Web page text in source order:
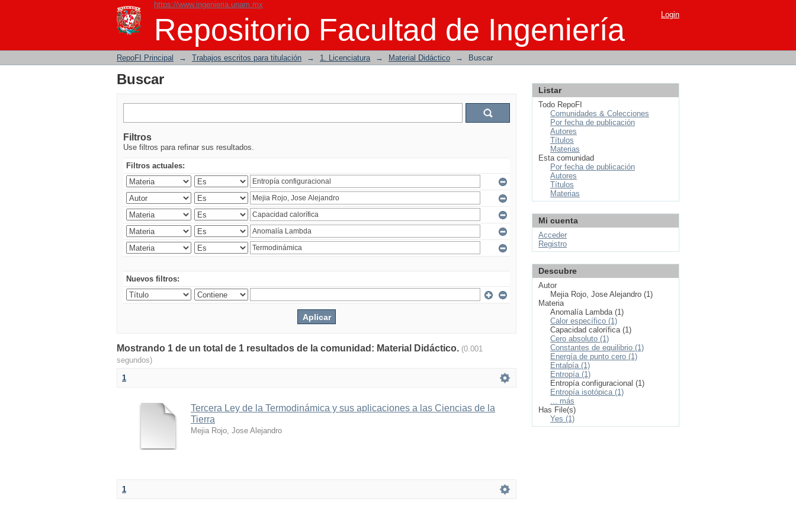
https://www.ingenieria.unam.mx
Repositorio Facultad de Ingeniería
Buscar Login
RepoFI Principal → Trabajos escritos para titulación → 1. Licenciatura → Material Didáctico → Buscar
Buscar
Filtros
Use filtros para refinar sus resultados.
Filtros actuales:
Nuevos filtros:
Mostrando 1 de un total de 1 resultados de la comunidad: Material Didáctico. (0.001
segundos)
1
Tercera Ley de la Termodinámica y sus aplicaciones a las Ciencias de la
Tierra
Mejia Rojo, Jose Alejandro
1
Listar
Todo RepoFI
Comunidades & Colecciones
Por fecha de publicación
Autores
Títulos
Materias
Esta comunidad
Por fecha de publicación
Autores
Títulos
Materias
Mi cuenta
Acceder
Registro
Descubre
Autor
Mejia Rojo, Jose Alejandro (1)
Materia
Anomalía Lambda (1)
Calor específico (1)
Capacidad calorífica (1)
Cero absoluto (1)
Constantes de equilibrio (1)
Energía de punto cero (1)
Entalpía (1)
Entropía (1)
Entropía configuracional (1)
Entropía isotópica (1)
... más
Has File(s)
Yes (1)